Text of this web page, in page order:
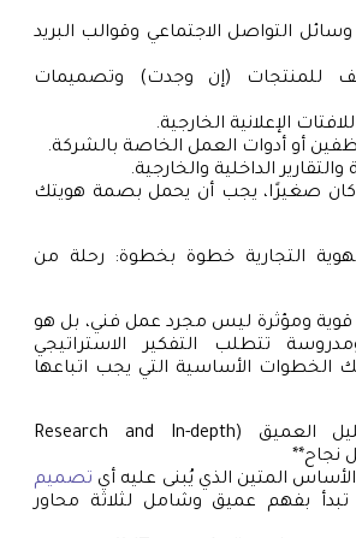
التواصل الاجتماعي وقوالب البريد
للمنتجات (إن وجدت) وتصميمات
الإعلانية الخارجية.
أو أدوات العمل الخاصة بالشركة.
الداخلية والخارجية.
صغيرًا، يجب أن يحمل بصمة هويتك
التجارية خطوة بخطوة: رحلة من
قوية ومؤثرة ليس مجرد عمل فني، بل هو
تتطلب التفكير الاستراتيجي
الخطوات الأساسية التي يجب اتباعها
1. **البحث والتحليل العميق (Research and In-depth
المتين الذي يُبنى عليه أي تصميم
تبدأ بفهم عميق وشامل لثلاثة محاور